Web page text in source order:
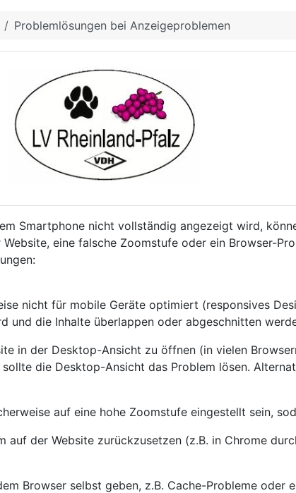
Problemlösungen bei Anzeigeproblemen
Smartphone nicht vollständig angezeigt wird,
eine falsche Zoomstufe oder ein Browser-
nicht für mobile Geräte optimiert (responsives
und die Inhalte überlappen oder abgeschnitten
in der Desktop-Ansicht zu öffnen (in vielen
die Desktop-Ansicht das Problem lösen.
auf eine hohe Zoomstufe eingestellt sein,
auf der Website zurückzusetzen (z.B. in Chrome
Browser selbst geben, z.B. Cache-Probleme oder